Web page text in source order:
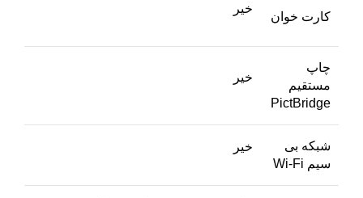
کارت خوان
خیر
چاپ
مستقیم
PictBridge
خیر
شبکه بی
سیم Wi-Fi
خیر